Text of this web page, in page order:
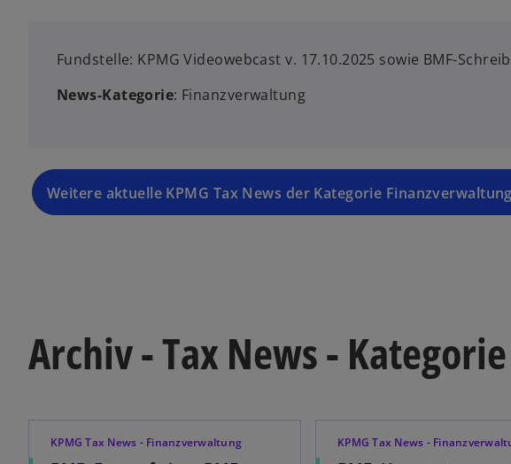
Fundstelle: KPMG Videowebcast v. 17.10.2025 sowie BMF-
News-Kategorie: Finanzverwaltung
Weitere aktuelle KPMG Tax News der Kategorie Finanzverwaltung
Archiv - Tax News -
KPMG Tax News - Finanzverwaltung KPMG Tax News -